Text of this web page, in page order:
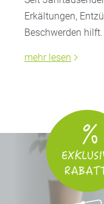
Erkältungen,
Beschwerden hilft.
mehr lesen